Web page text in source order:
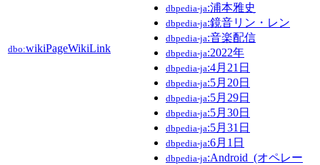
dbo:wikiPageWikiLink
dbpedia-ja:浦本雅史
dbpedia-ja:鏡音リン・レン
dbpedia-ja:音楽配信
dbpedia-ja:2022年
dbpedia-ja:4月21日
dbpedia-ja:5月20日
dbpedia-ja:5月29日
dbpedia-ja:5月30日
dbpedia-ja:5月31日
dbpedia-ja:6月1日
dbpedia-ja:Android_(オペレー